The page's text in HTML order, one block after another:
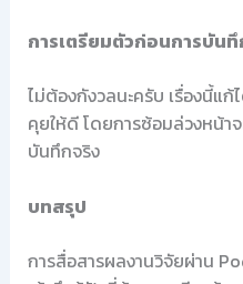
การเตรียมตัวก่อนการบัน
ไม่ต้องกังวลนะครับ เรื่องนี้แ
คุยให้ดี โดยการซ้อมล่วงหน้า
บันทึกจริง
บทสรุป
การสื่อสารผลงานวิจัยผ่าน